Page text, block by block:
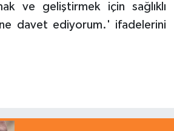
ve geliştirmek için sağlıklı
davet ediyorum.' ifadelerini